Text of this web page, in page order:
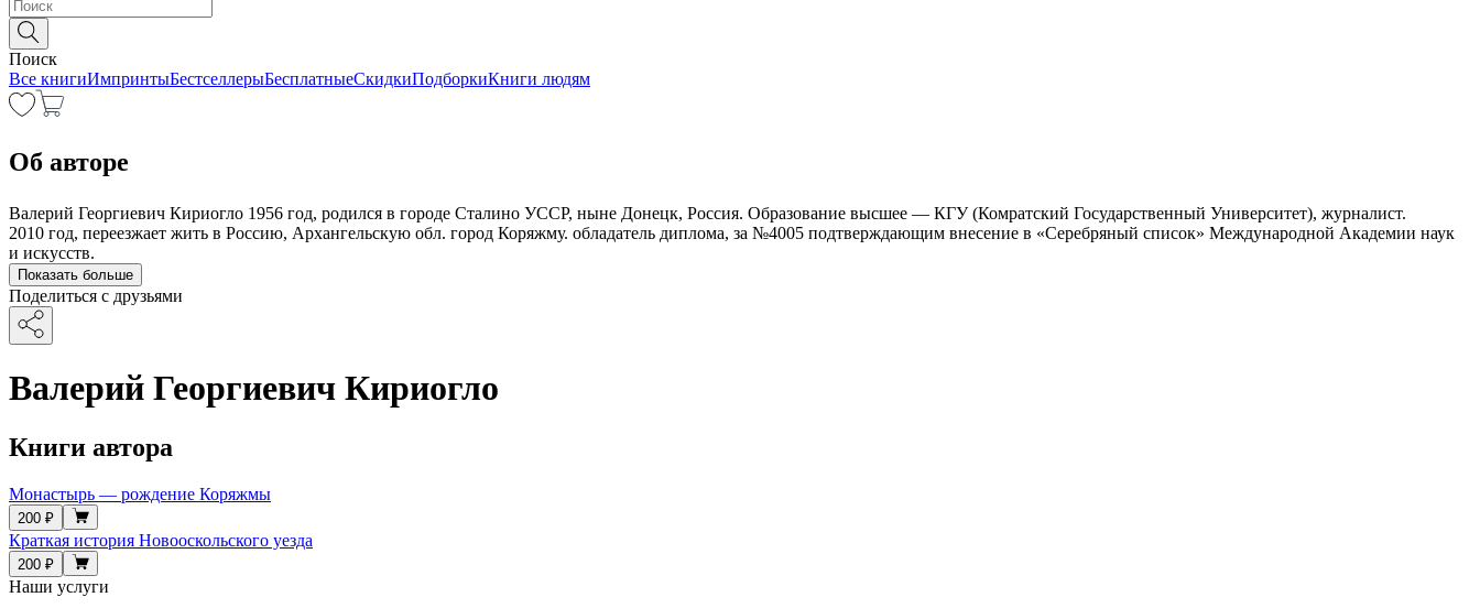
Поиск
Все книгиИмпринтыБестселлерыБесплатныеСкидкиПодборкиКниги людям
Об авторе
Валерий Георгиевич Кириогло 1956 год, родился в городе Сталино УССР, ныне Донецк, Россия. Образование высшее — КГУ (Комратский Государственный Университет), журналист.
2010 год, переезжает жить в Россию, Архангельскую обл. город Коряжму. обладатель диплома, за №4005 подтверждающим внесение в «Серебряный список» Международной Академии наук
и искусств.
Показать больше
Поделиться с друзьями
Валерий Георгиевич Кириогло
Книги автора
Монастырь — рождение Коряжмы
200 ₽
Краткая история Новооскольского уезда
200 ₽
Наши услуги